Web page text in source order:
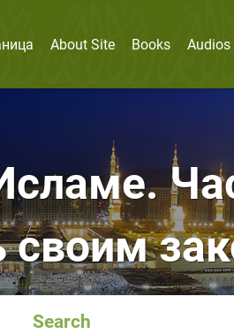
About Site Books Audios
своим
Search